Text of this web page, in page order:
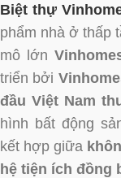
Biệt thự
phẩm nhà ở thấp
mô lớn
triển bởi
đầu Việt Nam
hình bất động
kết hợp giữa
hệ tiện ích đồng